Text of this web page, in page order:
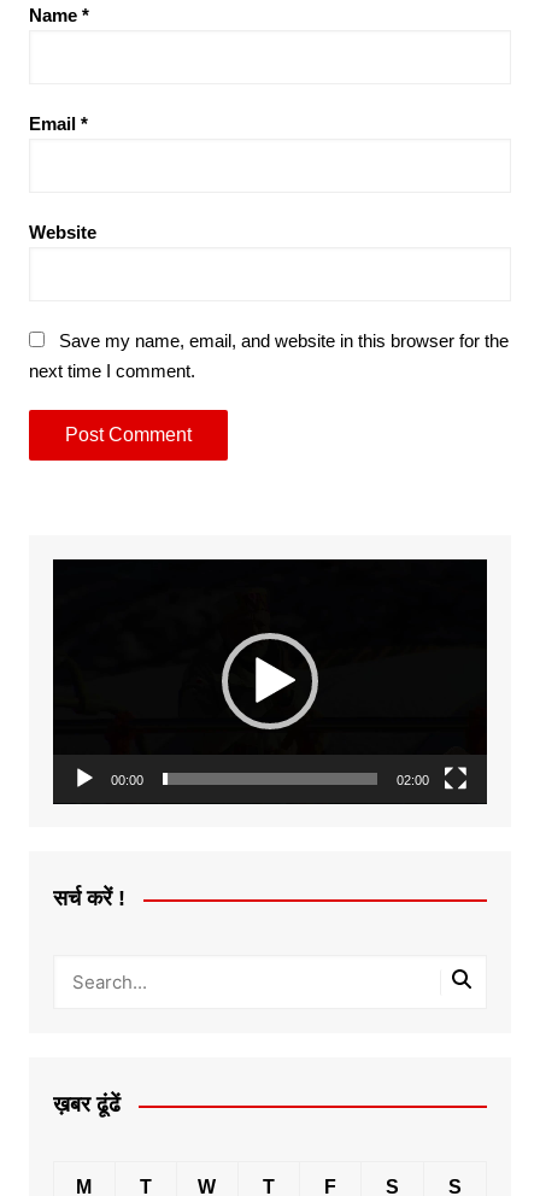
Name *
Email *
Website
Save my name, email, and website in this browser for the
next time I comment.
00:00 02:00
सर्च करें !
ख़बर ढूंढें
M T W T F S S